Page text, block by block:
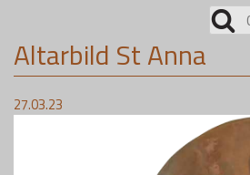
Ricerca
per:
Altarbild St Anna
27.03.23